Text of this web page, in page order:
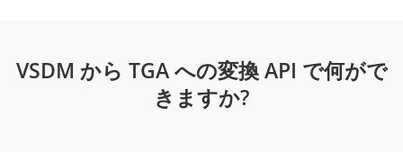
VSDM から TGA への変換 API で何がで
きますか?